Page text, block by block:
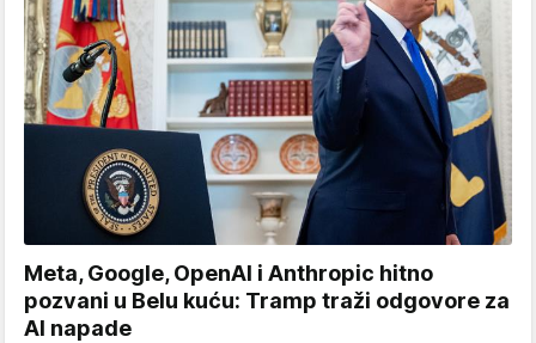
Meta, Google, OpenAI i Anthropic hitno
pozvani u Belu kuću: Tramp traži odgovore za
AI napade